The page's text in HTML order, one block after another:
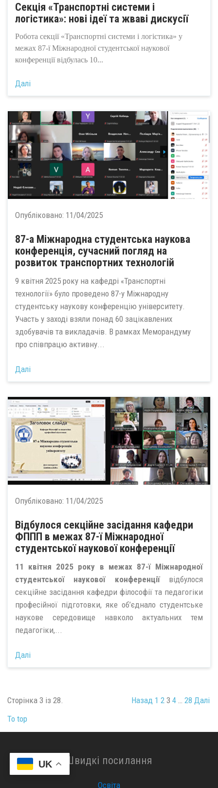
Секція «Транспортні системи і
логістика»: нові ідеї та жваві дискусії
Робота секції «Транспортні системи і логістика» у
межах 87-ї Міжнародної студентської наукової
конференції відбулась 10...
Далі
Опубліковано: 11/04/2025
87-а Міжнародна студентська наукова
конференція, сучасний погляд на
розвиток транспортних технологій
9 квітня 2025 року на кафедрі «Транспортні
технології» було проведено 87-у Міжнародну
студентську наукову конференцію університету.
Участь у заході взяли понад 60 зацікавлених
здобувачів та викладачів. В рамках Меморандуму
про співпрацю активну...
Далі
Опубліковано: 11/04/2025
Відбулося секційне засідання кафедри
ФППП в межах 87-ї Міжнародної
студентської наукової конференції
11 квітня 2025 року в межах 87-ї Міжнародної
студентської наукової конференціївідбулося
секційне засідання кафедри філософії та педагогіки
професійної підготовки, яке об’єднало студентське
наукове середовище навколо актуальних тем
педагогіки,...
Далі
Сторінка 3 із 28. Назад 1 2 3 4 28 Далі
To top
UK Швидкі посилання
Освіта